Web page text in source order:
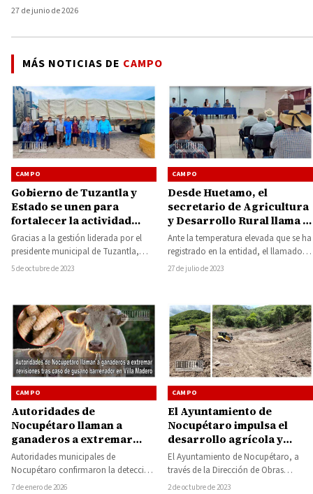
27 de junio de 2026
MÁS NOTICIAS DE CAMPO
CAMPO
Gobierno de Tuzantla y
Estado se unen para
fortalecer la actividad
agrícola y ganadera en
comunidades del
municipio
Gracias a la gestión liderada por el
presidente municipal de Tuzantla,
Arturo Serrato Suárez, en
5 de octubre de 2023
CAMPO
Desde Huetamo, el
secretario de Agricultura
y Desarrollo Rural llama a
realizar más obras para
almacenar agua
Ante la temperatura elevada que se ha
registrado en la entidad, el llamado
de la Secretaría de Agricultura…
27 de julio de 2023
CAMPO
Autoridades de
Nocupétaro llaman a
ganaderos a extremar
revisiones tras caso de
gusano barrenador en
Villa Madero
Autoridades municipales de
Nocupétaro confirmaron la detección
de un caso aislado de gusano
7 de enero de 2026
CAMPO
El Ayuntamiento de
Nocupétaro impulsa el
desarrollo agrícola y
ganadero a través de
obras públicas
El Ayuntamiento de Nocupétaro, a
través de la Dirección de Obras
Públicas Municipales, continúa con su
2 de octubre de 2023